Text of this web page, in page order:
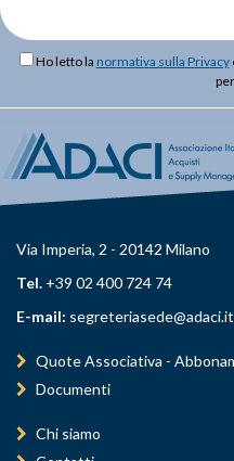
Ho letto la normativa sulla Privacy
Via Imperia, 2 - 20142 Milano
Tel. +39 02 400 724 74
E-mail: segreteriasede@adaci.it
Quote Associativa -
Documenti
Chi siamo